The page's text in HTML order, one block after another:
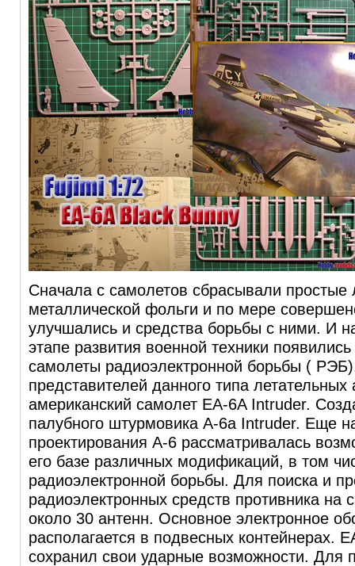
Сначала с самолетов сбрасывали простые
металлической фольги и по мере
улучшались и средства борьбы с ними. И
этапе развития военной техники
самолеты радиоэлектронной борьбы (
представителей данного типа летательных
американский самолет EA-6A Intruder.
палубного штурмовика A-6a Intruder. Еще
проектирования А-6 рассматривалась
его базе различных модификаций, в том
радиоэлектронной борьбы. Для поиска и
радиоэлектронных средств противника на
около 30 антенн. Основное электронное
располагается в подвесных контейнерах.
сохранил свои ударные возможности. Для